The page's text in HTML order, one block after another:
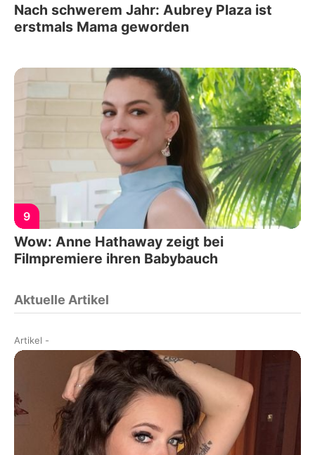
Nach schwerem Jahr: Aubrey Plaza ist
erstmals Mama geworden
9
Wow: Anne Hathaway zeigt bei
Filmpremiere ihren Babybauch
Aktuelle Artikel
Artikel -